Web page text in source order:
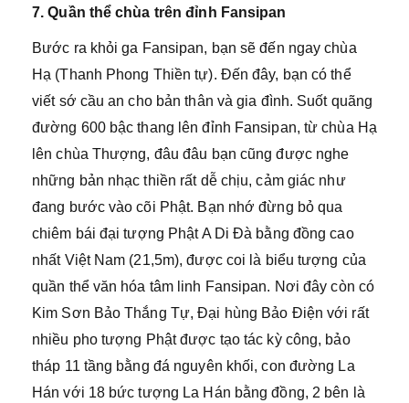
7. Quần thể chùa trên đỉnh Fansipan
Bước ra khỏi ga Fansipan, bạn sẽ đến ngay chùa
Hạ (Thanh Phong Thiền tự). Đến đây, bạn có thể
viết sớ cầu an cho bản thân và gia đình. Suốt quãng
đường 600 bậc thang lên đỉnh Fansipan, từ chùa Hạ
lên chùa Thượng, đâu đâu bạn cũng được nghe
những bản nhạc thiền rất dễ chịu, cảm giác như
đang bước vào cõi Phật. Bạn nhớ đừng bỏ qua
chiêm bái đại tượng Phật A Di Đà bằng đồng cao
nhất Việt Nam (21,5m), được coi là biểu tượng của
quần thể văn hóa tâm linh Fansipan. Nơi đây còn có
Kim Sơn Bảo Thắng Tự, Đại hùng Bảo Điện với rất
nhiều pho tượng Phật được tạo tác kỳ công, bảo
tháp 11 tầng bằng đá nguyên khối, con đường La
Hán với 18 bức tượng La Hán bằng đồng, 2 bên là